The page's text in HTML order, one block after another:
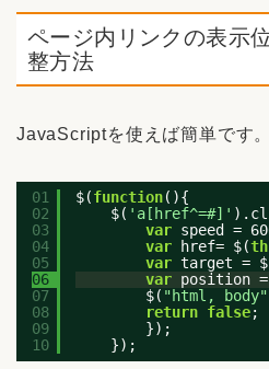
ページ内リンクの表示
整方法
JavaScriptを使えば簡単です。
01
02
03
04
05
06
07
08
09
10
$(function(){
$( 'a[href^=#]'
var speed =
var href= $(
var target =
var position
$( "html, body"
return false;
});
});